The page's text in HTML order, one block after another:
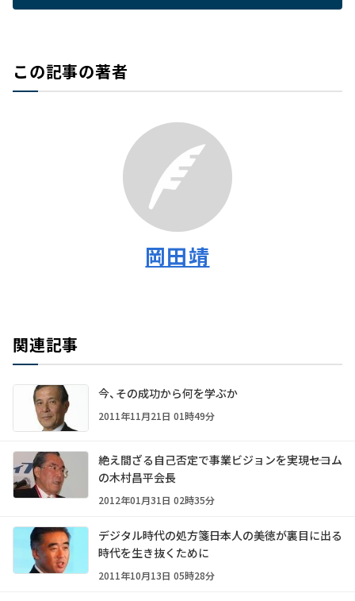
この記事の著者
岡田靖
関連記事
今、その成功から何を学ぶか
2011年11月21日 01時49分
絶え間ざる自己否定で事業ビジョンを実現――セコム
の木村昌平会長
2012年01月31日 02時35分
デジタル時代の処方箋――日本人の美徳が裏目に出る
時代を生き抜くために
2011年10月13日 05時28分